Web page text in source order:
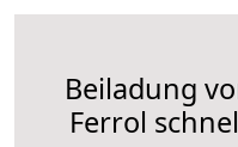
Beiladung
Ferrol